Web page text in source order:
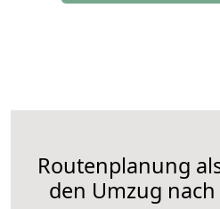
Routenplanung
den Umzug